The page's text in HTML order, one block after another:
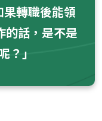
果轉職後能領
的話，是不是
？」